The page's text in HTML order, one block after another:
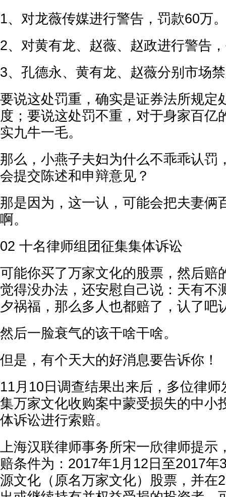
1、对龙薇传媒进行警告，罚款60万
2、对黄有龙、赵薇、赵政进行警告
3、孔德永、黄有龙、赵薇分别市场
要说这处罚重，确实是证券法所规定
度；要说这处罚不重，对于身家百亿
实九牛一毛。
那么，小燕子夫妇为什么不乖乖认罚
会提交陈述和申辩意见？
那是因为，这一认，可能会把夫妻俩
啊。
02 十名律师组团征集集体诉讼
可能你买了万家文化的股票，然后赔
觉得没办法，还安慰自己说：天有不
夕祸福，那么多人也都赔了，认了吧
然后一脸衰气的该干啥干啥。
但是，有个天大的好消息要告诉你！
11月10日调查结果出来后，多位律
集万家文化收购案中蒙受损失的中小
体诉讼进行索赔。
上海汉联律师事务所宋一欣律师提示
赔条件为：2017年1月12日至2017年
源文化（原名万家文化）股票，并在